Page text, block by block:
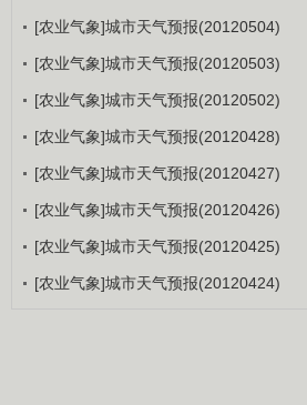
[农业气象]城市天气预报(20120504)
[农业气象]城市天气预报(20120503)
[农业气象]城市天气预报(20120502)
[农业气象]城市天气预报(20120428)
[农业气象]城市天气预报(20120427)
[农业气象]城市天气预报(20120426)
[农业气象]城市天气预报(20120425)
[农业气象]城市天气预报(20120424)